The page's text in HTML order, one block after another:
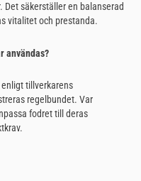
säkerställer en balanserad
vitalitet och prestanda.
användas?
tillverkarens
regelbundet. Var
fodret till deras